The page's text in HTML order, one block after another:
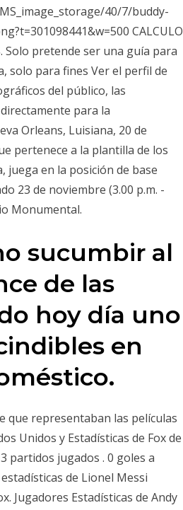
40/7/buddy-
CALCULO
Solo pretende ser una guía para
solo para fines Ver el perfil de
del público, las
para la
Orleans, Luisiana, 20 de
pertenece a la plantilla de los
juega en la posición de base
23 de noviembre (3.00 p.m. -
Monumental.
sucumbir al
de las
hoy día uno
en
que representaban las películas
Unidos y Estadísticas de Fox de
partidos jugados . 0 goles a
de Lionel Messi
Jugadores Estadísticas de Andy